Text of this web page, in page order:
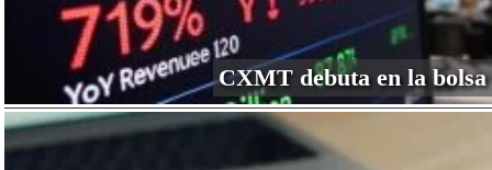
CXMT debuta en la bolsa